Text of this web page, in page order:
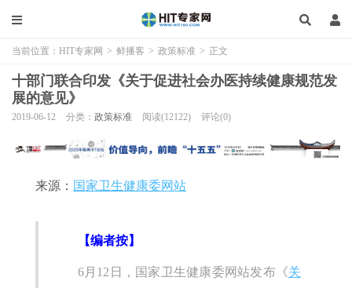
当前位置： HIT专家网 > 鲜播客 > 政策标准 > 正文
十部门联合印发《关于促进社会办医持续健康规范发
展的意见》
2019-06-12 分类： 政策标准 阅读(12122) 评论(0)
来源： 国家卫生健康委网站
【编者按】
6月12日，国家卫生健康委网站发布《关